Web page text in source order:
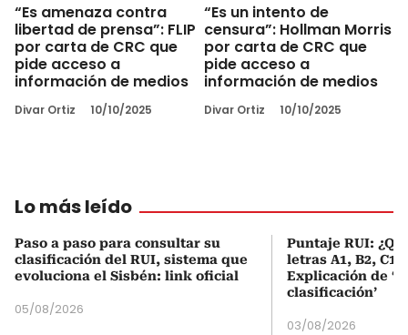
“Es amenaza contra
libertad de prensa”: FLIP
por carta de CRC que
pide acceso a
información de medios
Divar Ortiz 10/10/2025
“Es un intento de
censura”: Hollman Morris
por carta de CRC que
pide acceso a
información de medios
Divar Ortiz 10/10/2025
Lo más leído
Paso a paso para consultar su
clasificación del RUI, sistema que
evoluciona el Sisbén: link oficial
05/08/2026
Puntaje RUI:
letras A1, B2, C1
Explicación de
clasificación’
03/08/2026